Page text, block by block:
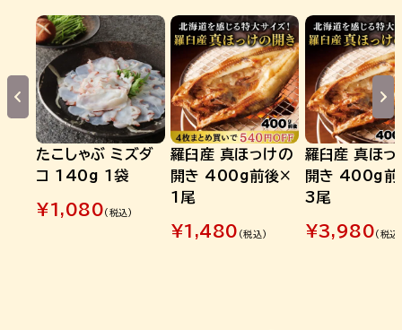
たこしゃぶ ミズダ
コ 140g 1袋
¥ 1,080 (税込)
羅臼産 真ほっけの
開き 400g前後×
1尾
¥1,480 (税込)
羅臼産 真ほっ
開き 400g
3尾
¥3,980 (税込